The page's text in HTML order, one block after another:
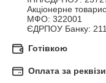
Акціонерне
МФО: 322001
ЄДРПОУ Банку:
Готівкою
Оплата за